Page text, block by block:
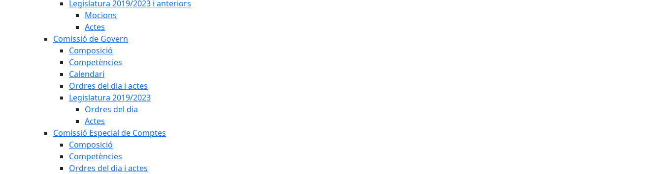
Legislatura 2019/2023 i anteriors
Mocions
Actes
Comissió de Govern
Composició
Competències
Calendari
Ordres del dia i actes
Legislatura 2019/2023
Ordres del dia
Actes
Comissió Especial de Comptes
Composició
Competències
Ordres del dia i actes